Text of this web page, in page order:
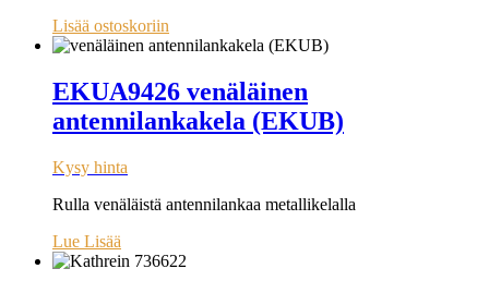
Lisää ostoskoriin
EKUA9426 venäläinen
antennilankakela (EKUB)
Kysy hinta
Rulla venäläistä antennilankaa metallikelalla
Lue Lisää